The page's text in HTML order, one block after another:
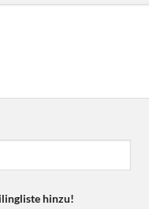
hinzu!